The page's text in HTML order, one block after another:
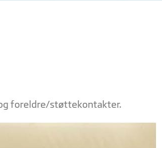
foreldre/støttekontakter.